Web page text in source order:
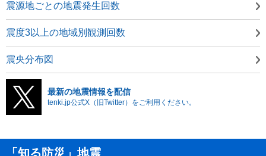
震源地ごとの地震発生回数
震度3以上の地域別観測回数
震央分布図
最新の地震情報を配信
tenki.jp公式X（旧Twitter）をご利用ください。
「知る防災」地震